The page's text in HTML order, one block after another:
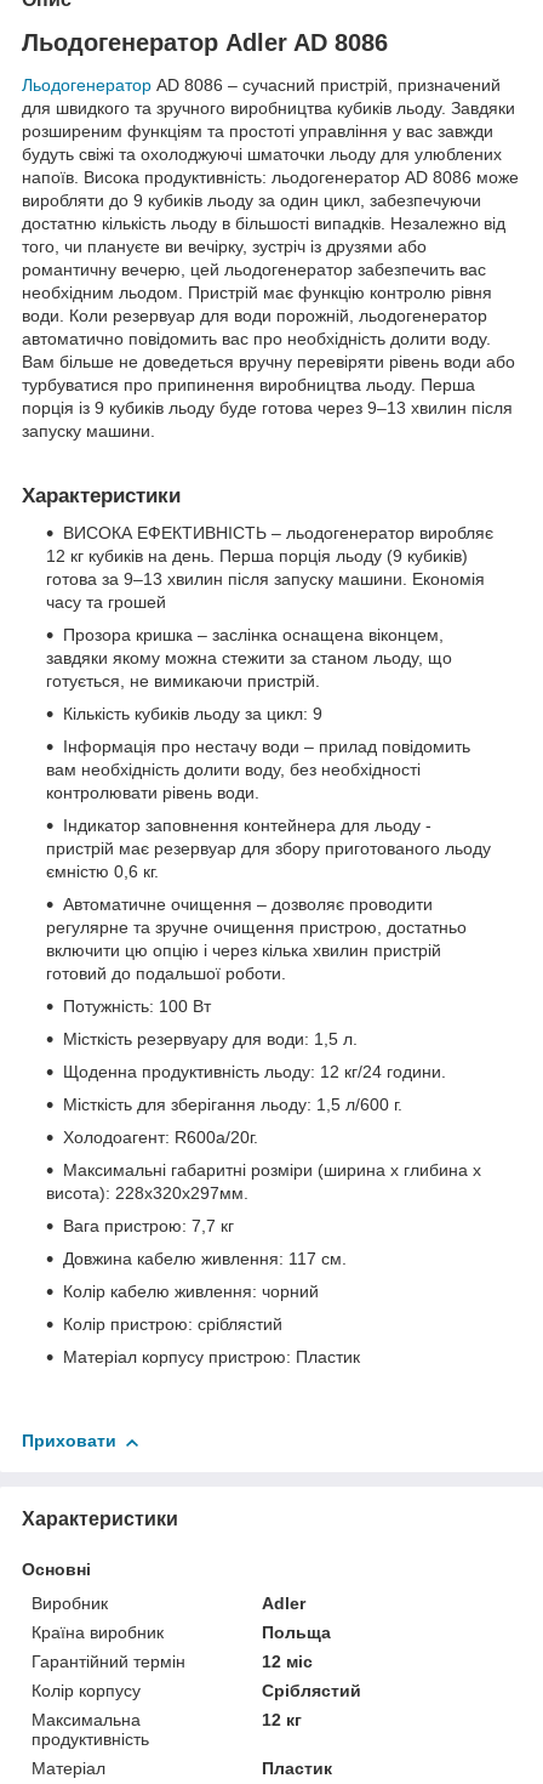
Льодогенератор Adler AD 8086
Льодогенератор AD 8086 – сучасний пристрій, призначений
для швидкого та зручного виробництва кубиків льоду. Завдяки
розширеним функціям та простоті управління у вас завжди
будуть свіжі та охолоджуючі шматочки льоду для улюблених
напоїв. Висока продуктивність: льодогенератор AD 8086 може
виробляти до 9 кубиків льоду за один цикл, забезпечуючи
достатню кількість льоду в більшості випадків. Незалежно від
того, чи плануєте ви вечірку, зустріч із друзями або
романтичну вечерю, цей льодогенератор забезпечить вас
необхідним льодом. Пристрій має функцію контролю рівня
води. Коли резервуар для води порожній, льодогенератор
автоматично повідомить вас про необхідність долити воду.
Вам більше не доведеться вручну перевіряти рівень води або
турбуватися про припинення виробництва льоду. Перша
порція із 9 кубиків льоду буде готова через 9–13 хвилин після
запуску машини.
Характеристики
ВИСОКА ЕФЕКТИВНІСТЬ – льодогенератор виробляє
12 кг кубиків на день. Перша порція льоду (9 кубиків)
готова за 9–13 хвилин після запуску машини. Економія
часу та грошей
Прозора кришка – заслінка оснащена віконцем,
завдяки якому можна стежити за станом льоду, що
готується, не вимикаючи пристрій.
Кількість кубиків льоду за цикл: 9
Інформація про нестачу води – прилад повідомить
вам необхідність долити воду, без необхідності
контролювати рівень води.
Індикатор заповнення контейнера для льоду -
пристрій має резервуар для збору приготованого льоду
ємністю 0,6 кг.
Автоматичне очищення – дозволяє проводити
регулярне та зручне очищення пристрою, достатньо
включити цю опцію і через кілька хвилин пристрій
готовий до подальшої роботи.
Потужність: 100 Вт
Місткість резервуару для води: 1,5 л.
Щоденна продуктивність льоду: 12 кг/24 години.
Місткість для зберігання льоду: 1,5 л/600 г.
Холодоагент: R600a/20г.
Максимальні габаритні розміри (ширина х глибина х
висота): 228х320х297мм.
Вага пристрою: 7,7 кг
Довжина кабелю живлення: 117 см.
Колір кабелю живлення: чорний
Колір пристрою: сріблястий
Матеріал корпусу пристрою: Пластик
Приховати
Характеристики
Основні
Виробник
Adler
Країна виробник
Польща
Гарантійний термін
12 міс
Колір корпусу
Сріблястий
Максимальна
продуктивність
12 кг
Матеріал Пластик